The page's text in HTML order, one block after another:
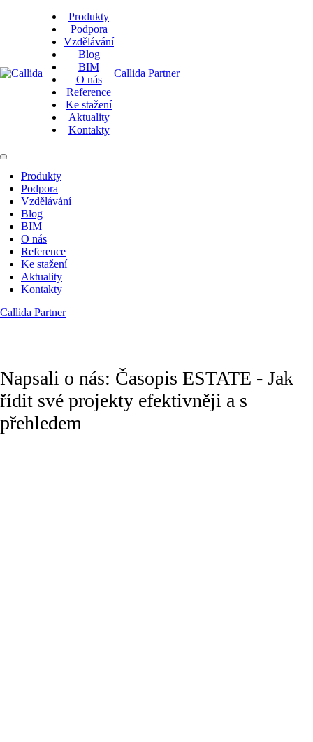
Produkty
Podpora
Vzdělávání
Blog
BIM
O nás
Reference
Ke stažení
Aktuality
Kontakty
Callida Partner
Produkty
Podpora
Vzdělávání
Blog
BIM
O nás
Reference
Ke stažení
Aktuality
Kontakty
Callida Partner
Napsali o nás: Časopis ESTATE - Jak
řídit své projekty efektivněji a s
přehledem